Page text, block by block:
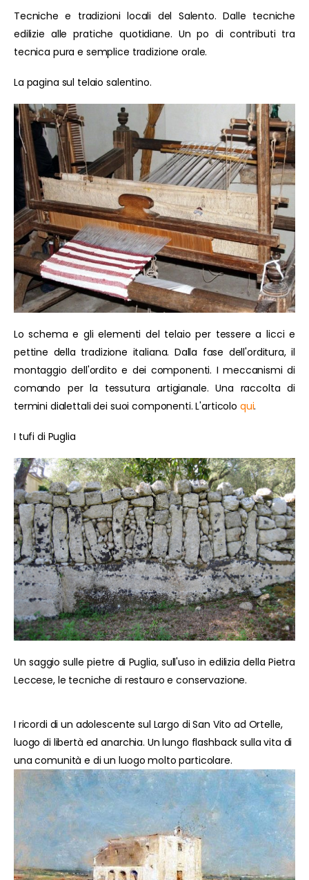
Tecniche e tradizioni locali del Salento. Dalle tecniche
edilizie alle pratiche quotidiane. Un po di contributi tra
tecnica pura e semplice tradizione orale.
La pagina sul telaio salentino.
Lo schema e gli elementi del telaio per tessere a licci e
pettine della tradizione italiana. Dalla fase dell'orditura, il
montaggio dell'ordito e dei componenti. I meccanismi di
comando per la tessutura artigianale. Una raccolta di
termini dialettali dei suoi componenti. L'articolo qui.
I tufi di Puglia
Un saggio sulle pietre di Puglia, sull'uso in edilizia della Pietra
Leccese, le tecniche di restauro e conservazione.
I ricordi di un adolescente sul Largo di San Vito ad Ortelle,
luogo di libertà ed anarchia. Un lungo flashback sulla vita di
una comunità e di un luogo molto particolare.